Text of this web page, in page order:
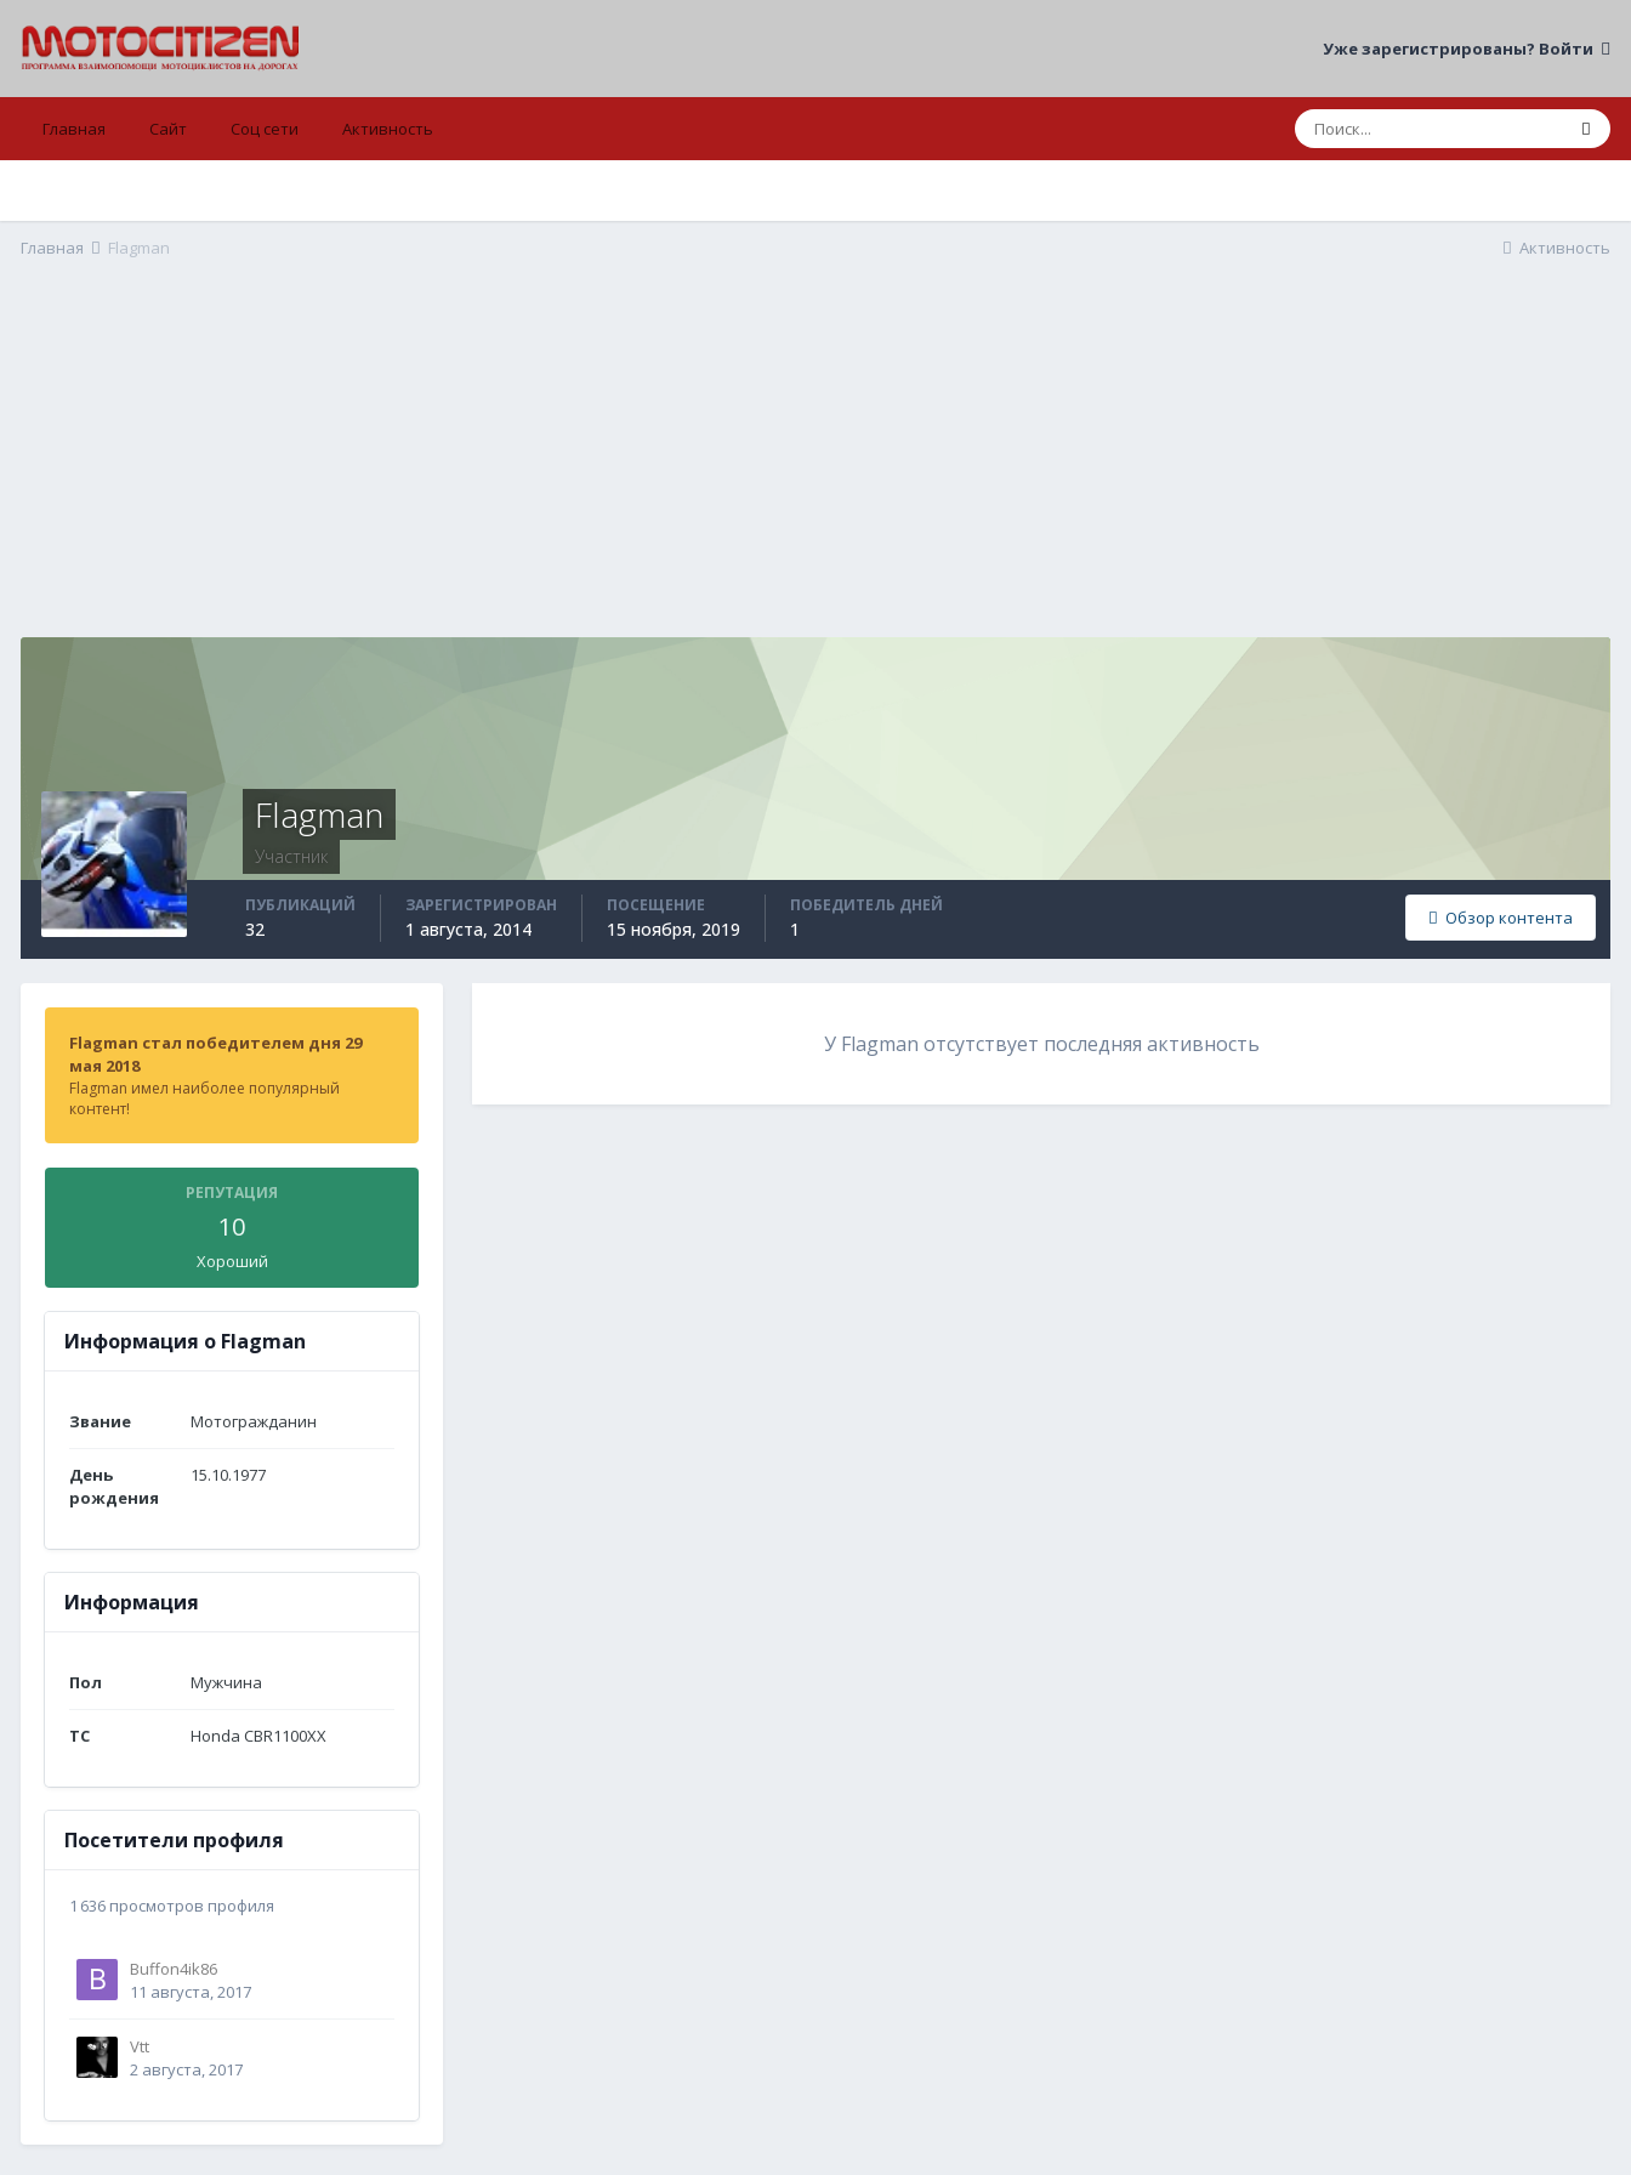
Уже зарегистрированы? Войти
Главная Сайт Соц сети Активность
Активность
Главная Flagman
Flagman
Участник
Обзор контента
ПУБЛИКАЦИЙ
32
ЗАРЕГИСТРИРОВАН
1 августа, 2014
ПОСЕЩЕНИЕ
15 ноября, 2019
ПОБЕДИТЕЛЬ ДНЕЙ
1
Flagman стал победителем дня 29
мая 2018
Flagman имел наиболее популярный
контент!
РЕПУТАЦИЯ
10
Хороший
Информация о Flagman
Звание Мотогражданин
День
рождения
15.10.1977
Информация
Пол Мужчина
ТС Honda CBR1100XX
Посетители профиля
1 636 просмотров профиля
Buffon4ik86
11 августа, 2017
Vtt
2 августа, 2017
У Flagman отсутствует последняя активность